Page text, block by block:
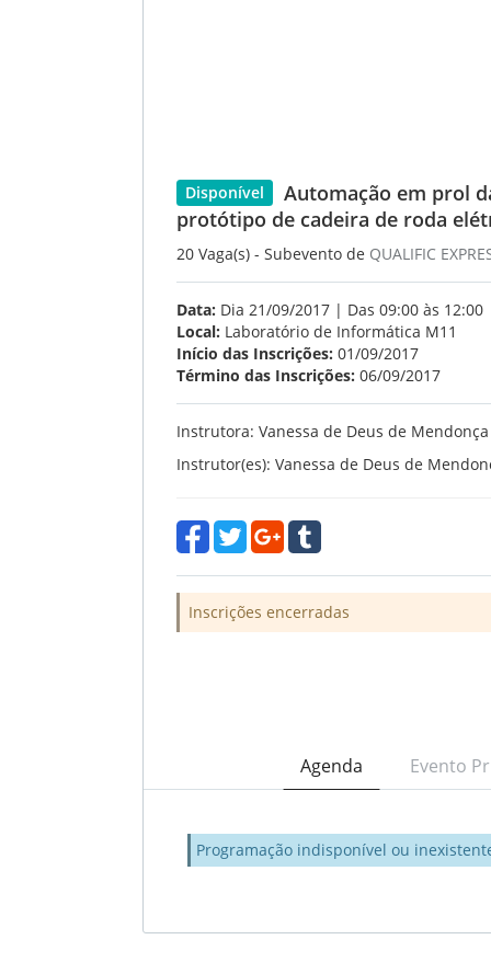
Disponível
Automação em prol
protótipo de cadeira de roda
20 Vaga(s) - Subevento de QUALIFIC
Data: Dia 21/09/2017 | Das 09:00 às 12:00
Local: Laboratório de Informática M11
Início das Inscrições: 01/09/2017
Término das Inscrições: 06/09/2017
Instrutora: Vanessa de Deus de Mendonça
Instrutor(es): Vanessa de Deus de
Inscrições encerradas
Agenda Evento
Programação indisponível ou